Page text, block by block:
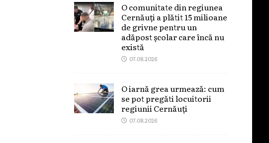
O comunitate din regiunea
Cernăuți a plătit 15 milioane
de grivne pentru un
adăpost școlar care încă nu
există
07.08.2026
O iarnă grea urmează: cum
se pot pregăti locuitorii
regiunii Cernăuți
07.08.2026